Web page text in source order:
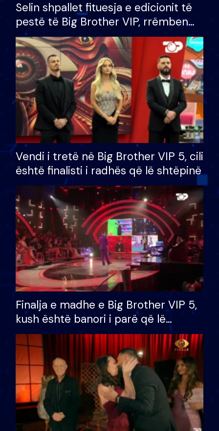
Selin shpallet fituesja e edicionit të
pestë të Big Brother VIP, rrëmben
çmimin e madh prej 100 mijë eurosh
Vendi i tretë në Big Brother VIP 5, cili
është finalisti i radhës që lë shtëpinë
Finalja e madhe e Big Brother VIP 5,
kush është banori i parë që lë
shtëpinë dhe humb mundësinë për
të fituar çmimin e madh